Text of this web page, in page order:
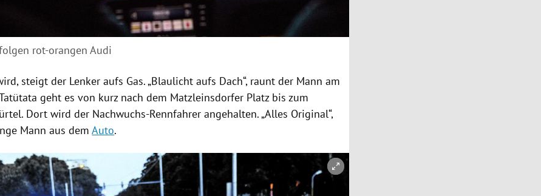
rot-orangen Audi
steigt der Lenker aufs Gas. „Blaulicht aufs Dach“, raunt der Mann am
geht es von kurz nach dem Matzleinsdorfer Platz bis zum
Dort wird der Nachwuchs-Rennfahrer angehalten. „Alles Original“,
Mann aus demAuto.
öffnen/schließen